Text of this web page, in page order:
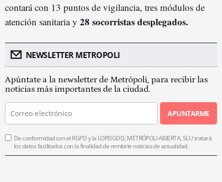
contará con 13 puntos de vigilancia, tres módulos de
atención sanitaria y 28 socorristas desplegados.
NEWSLETTER METROPOLI
Apúntate a la newsletter de Metrópoli, para recibir las
noticias más importantes de la ciudad.
APUNTARME
De conformidad con el RGPD y la LOPDGDD, METRÓPOLI ABIERTA, SLU tratará
los datos facilitados con la finalidad de remitirle noticias de actualidad.